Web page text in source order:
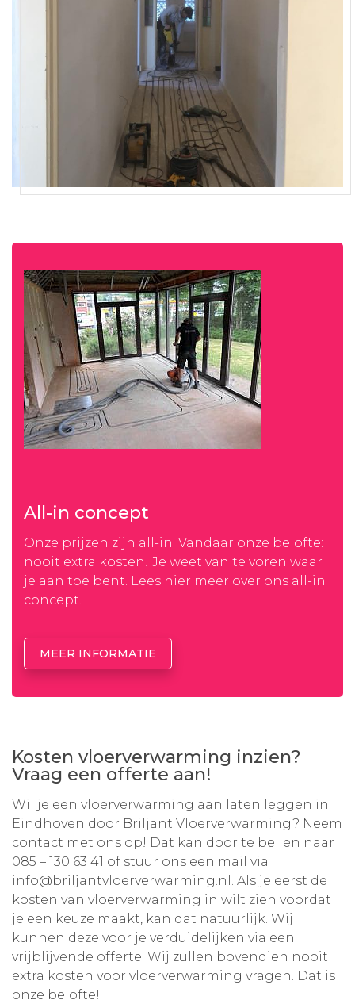
All-in concept
Onze prijzen zijn all-in. Vandaar onze belofte:
nooit extra kosten! Je weet van te voren waar
je aan toe bent. Lees hier meer over ons all-in
concept.
MEER INFORMATIE
Kosten vloerverwarming inzien?
Vraag een offerte aan!
Wil je een vloerverwarming aan laten leggen in
Eindhoven door Briljant Vloerverwarming? Neem
contact met ons op! Dat kan door te bellen naar
085 – 130 63 41 of stuur ons een mail via
info@briljantvloerverwarming.nl . Als je eerst de
kosten van vloerverwarming in wilt zien voordat
je een keuze maakt, kan dat natuurlijk. Wij
kunnen deze voor je verduidelijken via een
vrijblijvende offerte. Wij zullen bovendien nooit
extra kosten voor vloerverwarming vragen. Dat is
onze belofte!